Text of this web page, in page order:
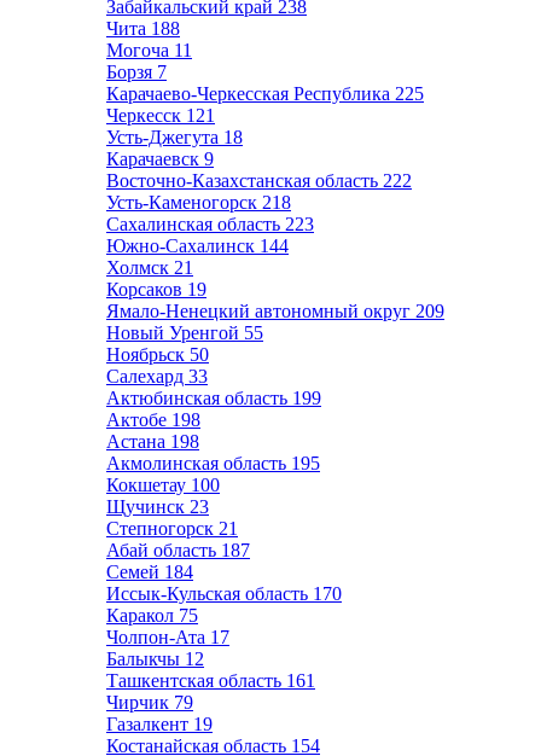
Забайкальский край 238
Чита 188
Могоча 11
Борзя 7
Карачаево-Черкесская Республика 225
Черкесск 121
Усть-Джегута 18
Карачаевск 9
Восточно-Казахстанская область 222
Усть-Каменогорск 218
Сахалинская область 223
Южно-Сахалинск 144
Холмск 21
Корсаков 19
Ямало-Ненецкий автономный округ 209
Новый Уренгой 55
Ноябрьск 50
Салехард 33
Актюбинская область 199
Актобе 198
Астана 198
Акмолинская область 195
Кокшетау 100
Щучинск 23
Степногорск 21
Абай область 187
Семей 184
Иссык-Кульская область 170
Каракол 75
Чолпон-Ата 17
Балыкчы 12
Ташкентская область 161
Чирчик 79
Газалкент 19
Костанайская область 154